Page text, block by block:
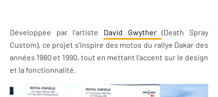
Développée par l’artiste David Gwyther(Death Spray
Custom), ce projet s’inspire des motos du rallye Dakar des
années 1980 et 1990, tout en mettant l’accent sur le design
et la fonctionnalité.